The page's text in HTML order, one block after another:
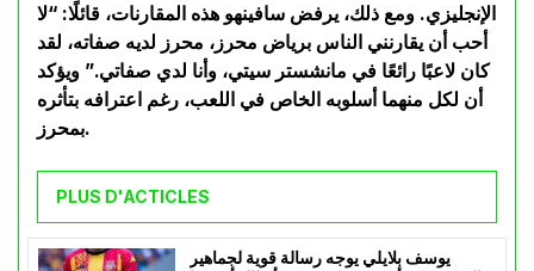
الإنجليزي. ومع ذلك، يرفض سافينهو هذه المقارنات، قائلًا: “لا
أحب أن يقارنني الناس برياض محرز، محرز لديه صفاته، لقد
كان لاعبًا رائعًا في مانشستر سيتي، وأنا لدي صفاتي.” ويؤكد
أن لكل منهما أسلوبه الخاص في اللعب، رغم اعترافه بتأثره
بمحرز.
PLUS D'ACTICLES
يوسف بلايلي يوجه رسالة قوية لجماهير